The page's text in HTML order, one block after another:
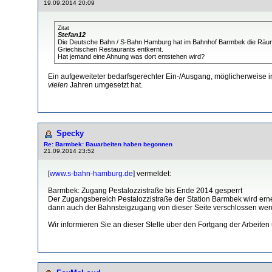
19.09.2014 20:09
Zitat
Stefan12
Die Deutsche Bahn / S-Bahn Hamburg hat im Bahnhof Barmbek die
Griechischen Restaurants entkernt.
Hat jemand eine Ahnung was dort entstehen wird?
Ein aufgeweiteter bedarfsgerechter Ein-/Ausgang,
vielen Jahren umgesetzt hat.
Specky
Re: Barmbek: Bauarbeiten haben begonnen
21.09.2014 23:52
[www.s-bahn-hamburg.de] vermeldet:
Barmbek: Zugang Pestalozzistraße bis Ende 2014 gesperrt
Der Zugangsbereich Pestalozzistraße der Station Barmbek wird
dann auch der Bahnsteigzugang von dieser Seite verschlossen
Wir informieren Sie an dieser Stelle über den Fortgang der